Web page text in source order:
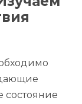
состояние